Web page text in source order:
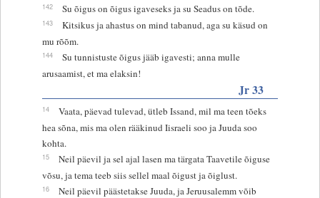
142 Su õigus on õigus igaveseks ja su Seadus on tõde.
143
Kitsikus ja ahastus on mind tabanud, aga su käsud on
mu rõõm.
144
Su tunnistuste õigus jääb igavesti; anna mulle
arusaamist, et ma elaksin!
Jr 33
14
Vaata, päevad tulevad, ütleb Issand, mil ma teen tõeks
hea sõna, mis ma olen rääkinud Iisraeli soo ja Juuda soo
kohta.
15
Neil päevil ja sel ajal lasen ma tärgata Taavetile õiguse
võsu, ja tema teeb siis sellel maal õigust ja õiglust.
16
Neil päevil päästetakse Juuda, ja Jeruusalemm võib